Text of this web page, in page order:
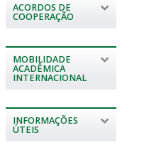
ACORDOS DE
COOPERAÇÃO
MOBILIDADE
ACADÊMICA
INTERNACIONAL
INFORMAÇÕES
ÚTEIS